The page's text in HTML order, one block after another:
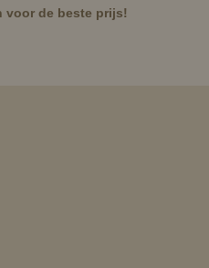
voor de beste prijs!